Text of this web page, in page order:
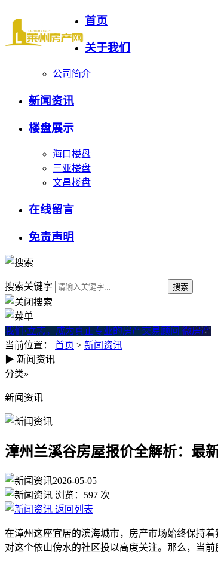
首页
关于我们
公司简介
新闻资讯
楼盘展示
海口楼盘
三亚楼盘
文昌楼盘
在线留言
免责声明
搜索关键字
我们·立志。成为真正专业的房产交易顾问 微房产
当前位置： 首页 > 新闻资讯
漳州兰溪谷房屋报价全
▶ 新闻资讯
分类»
新闻资讯
漳州兰溪谷房屋报价全解析：最
2026-05-05
浏览： 597 次
返回列表
在漳州这座宜居的滨海城市，房产市场始终保持着
对这个依山傍水的社区投以高度关注。那么，当前